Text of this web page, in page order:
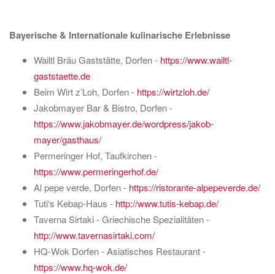
Bayerische & Internationale kulinarische Erlebnisse
Wailtl Bräu Gaststätte, Dorfen - https://www.wailtl-
gaststaette.de
Beim Wirt z’Loh, Dorfen - https://wirtzloh.de/
Jakobmayer Bar & Bistro, Dorfen -
https://www.jakobmayer.de/wordpress/jakob-
mayer/gasthaus/
Permeringer Hof, Taufkirchen -
https://www.permeringerhof.de/
Al pepe verde, Dorfen - https://ristorante-alpepeverde.de/
Tuti‘s Kebap-Haus - http://www.tutis-kebap.de/
Taverna Sirtaki - Griechische Spezialitäten -
http://www.tavernasirtaki.com/
HQ-Wok Dorfen - Asiatisches Restaurant -
https://www.hq-wok.de/